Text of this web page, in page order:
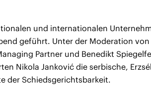
und internationalen
geführt. Unter der Moderation
Partner und Benedikt
Nikola Janković die serbische,
der Schiedsgerichtsbarkeit.